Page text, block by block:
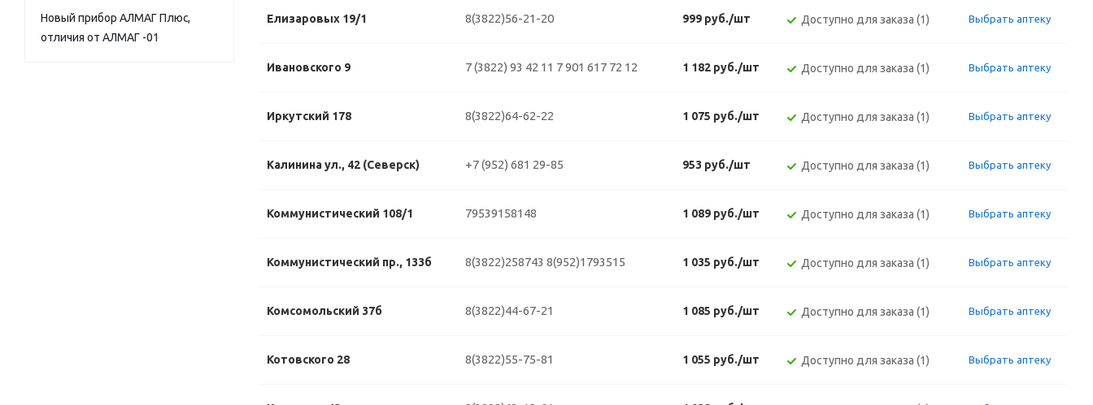
Елизаровых 19/1 8(3822)56-21-20 999 руб./шт Доступно для заказа (1) Выбрать аптеку
Ивановского 9 7 (3822) 93 42 11 7 901 617 72 12 1 182 руб./шт Доступно для заказа (1) Выбрать аптеку
Иркутский 178 8(3822)64-62-22 1 075 руб./шт Доступно для заказа (1) Выбрать аптеку
Калинина ул., 42 (Северск) +7 (952) 681 29-85 953 руб./шт Доступно для заказа (1) Выбрать аптеку
Коммунистический 108/1 79539158148 1 089 руб./шт Доступно для заказа (1) Выбрать аптеку
Коммунистический пр., 133б 8(3822)258743 8(952)1793515 1 035 руб./шт Доступно для заказа (1) Выбрать аптеку
Комсомольский 37б 8(3822)44-67-21 1 085 руб./шт Доступно для заказа (1) Выбрать аптеку
Котовского 28 8(3822)55-75-81 1 055 руб./шт Доступно для заказа (1) Выбрать аптеку
Новый прибор АЛМАГ Плюс,
отличия от АЛМАГ -01